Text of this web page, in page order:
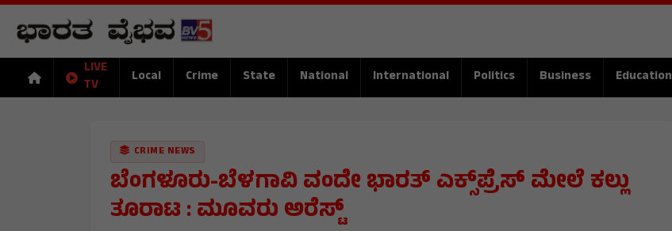
LIVE
TV
Local Crime State National International Politics Business Education
CRIME NEWS
ಬೆಂಗಳೂರು-ಬೆಳಗಾವಿ ವಂದೇ ಭಾರತ್ ಎಕ್ಸ್‌ಪ್ರೆಸ್‌ ಮೇಲೆ ಕಲ್ಲು
ತೂರಾಟ : ಮೂವರು ಅರೆಸ್ಟ್